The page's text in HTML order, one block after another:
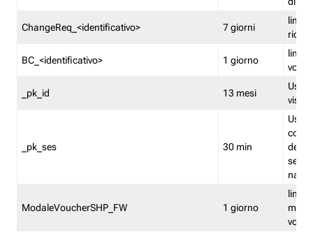
ChangeReq_<identificativo> 7 giorni
limita
BC_<identificativo> 1 giorno
limita
_pk_id 13 mesi
_pk_ses 30 min
ModaleVoucherSHP_FW 1 giorno